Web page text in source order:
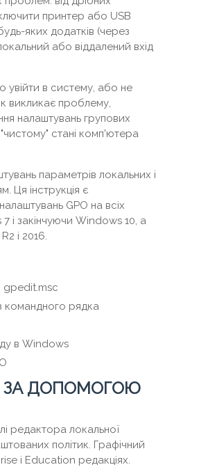
принтер або USB
яких додатків (через
або віддалений вхід
увійти в систему, або не
викликає проблему,
налаштувань групових
стані комп'ютера
параметрів локальних і
Ця інструкція є
GPO на всіх
і закінчуючи Windows 10, а
і 2016.
gpedit.msc
командного рядка
в Windows
ЗА ДОПОМОГОЮ
редактора локальної
політик. Графічний
і Education редакціях.